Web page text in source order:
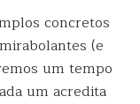
concretos
(e
um tempo
um acredita